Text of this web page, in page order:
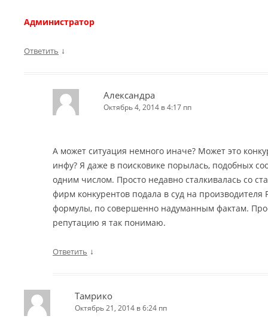
Администратор
Ответить ↓
Александра
Октябрь 4, 2014 в 4:17 пп
А может ситуация немного иначе? Может это
инфу? Я даже в поисковике порылась, подобных
одним числом. Просто недавно сталкивалась со
фирм конкурентов подала в суд на производителя
формулы, по совершенно надуманным фактам.
репутацию я так понимаю.
Ответить ↓
Тамрико
Октябрь 21, 2014 в 6:24 пп